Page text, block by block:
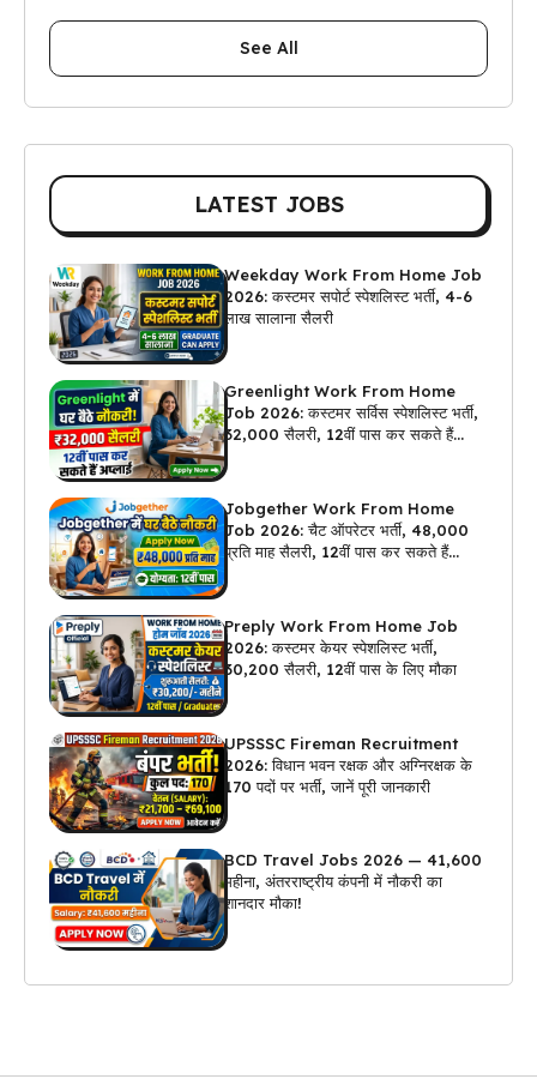
See All
LATEST JOBS
Weekday Work From Home Job
2026: कस्टमर सपोर्ट स्पेशलिस्ट भर्ती, 4-6
लाख सालाना सैलरी
Greenlight Work From Home
Job 2026: कस्टमर सर्विस स्पेशलिस्ट भर्ती,
₹32,000 सैलरी, 12वीं पास कर सकते हैं
Jobgether Work From Home
Job 2026: चैट ऑपरेटर भर्ती, ₹48,000
प्रति माह सैलरी, 12वीं पास कर सकते हैं
Preply Work From Home Job
2026: कस्टमर केयर स्पेशलिस्ट भर्ती,
₹30,200 सैलरी, 12वीं पास के लिए मौका
UPSSSC Fireman Recruitment
2026: विधान भवन रक्षक और अग्निरक्षक के
170 पदों पर भर्ती, जानें पूरी जानकारी
BCD Travel Jobs 2026 — ₹41,600
महीना, अंतरराष्ट्रीय कंपनी में नौकरी का
शानदार मौका!